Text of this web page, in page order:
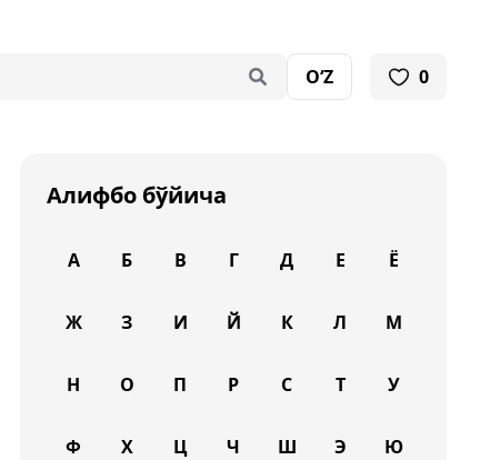
O‘Z 0
Алифбо бўйича
А Б В Г Д Е Ё
Ж З И Й К Л М
Н О П Р С Т У
Ф Х Ц Ч Ш Э Ю